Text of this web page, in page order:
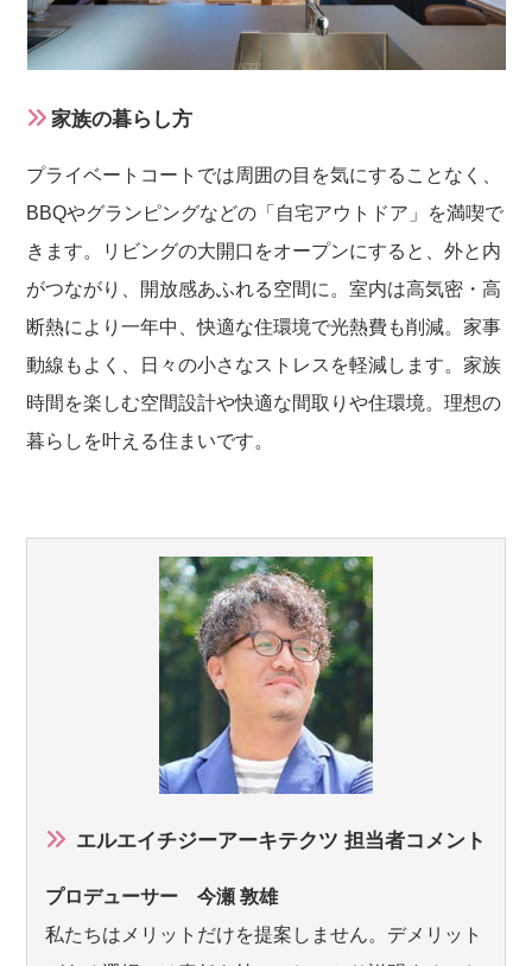
家族の暮らし方
プライベートコートでは周囲の目を気にすることなく、
BBQやグランピングなどの「自宅アウトドア」を満喫で
きます。リビングの大開口をオープンにすると、外と内
がつながり、開放感あふれる空間に。室内は高気密・高
断熱により一年中、快適な住環境で光熱費も削減。家事
動線もよく、日々の小さなストレスを軽減します。家族
時間を楽しむ空間設計や快適な間取りや住環境。理想の
暮らしを叶える住まいです。
エルエイチジーアーキテクツ 担当者コメント
プロデューサー 今瀬 敦雄
私たちはメリットだけを提案しません。デメリット